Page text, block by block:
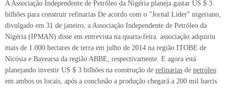
A Associação Independente de Petróleo da Nigéria planeja gastar US $ 3
bilhões para construir refinarias De acordo com o "Jornal Líder" nigeriano,
divulgado em 31 de janeiro, a Associação Independente de Petróleo da
Nigéria (IPMAN) disse em entrevista na quarta-feira. associação adquiriu
mais de 1.000 hectares de terra em julho de 2014 na região ITOBE de
Nicósia e Bayearsa da região ABBE, respectivamente. E agora está
planejando investir US $ 3 bilhões na construção de refinarias de petróleo
em ambos os locais, após a conclusão a produção chegará a 200 mil barris